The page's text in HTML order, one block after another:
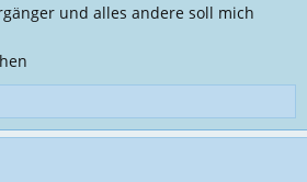
und alles andere soll mich